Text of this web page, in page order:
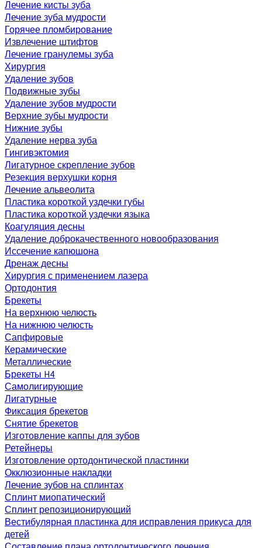
Лечение кисты зуба
Лечение зуба мудрости
Горячее пломбирование
Извлечение штифтов
Лечение гранулемы зуба
Хирургия
Удаление зубов
Подвижные зубы
Удаление зубов мудрости
Верхние зубы мудрости
Нижние зубы
Удаление нерва зуба
Гингивэктомия
Лигатурное скрепление зубов
Резекция верхушки корня
Лечение альвеолита
Пластика короткой уздечки губы
Пластика короткой уздечки языка
Коагуляция десны
Удаление доброкачественного новообразования
Иссечение капюшона
Дренаж десны
Хирургия с применением лазера
Ортодонтия
Брекеты
На верхнюю челюсть
На нижнюю челюсть
Сапфировые
Керамические
Металлические
Брекеты H4
Самолигирующие
Лигатурные
Фиксация брекетов
Снятие брекетов
Изготовление каппы для зубов
Ретейнеры
Изготовление ортодонтической пластинки
Окклюзионные накладки
Лечение зубов на сплинтах
Сплинт миопатический
Сплинт репозиционирующий
Вестибулярная пластинка для исправления прикуса для
детей